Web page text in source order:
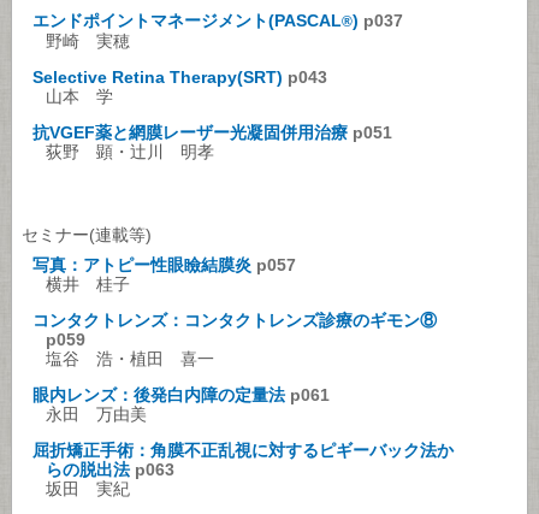
エンドポイントマネージメント(PASCAL®) p037
野崎 実穂
Selective Retina Therapy(SRT) p043
山本 学
抗VGEF薬と網膜レーザー光凝固併用治療 p051
荻野 顕・辻川 明孝
セミナー(連載等)
写真：アトピー性眼瞼結膜炎 p057
横井 桂子
コンタクトレンズ：コンタクトレンズ診療のギモン⑧
p059
塩谷 浩・植田 喜一
眼内レンズ：後発白内障の定量法 p061
永田 万由美
屈折矯正手術：角膜不正乱視に対するピギーバック法か
らの脱出法 p063
坂田 実紀